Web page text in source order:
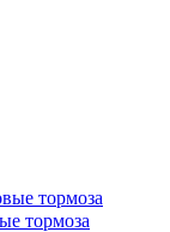
тормоза
тормоза